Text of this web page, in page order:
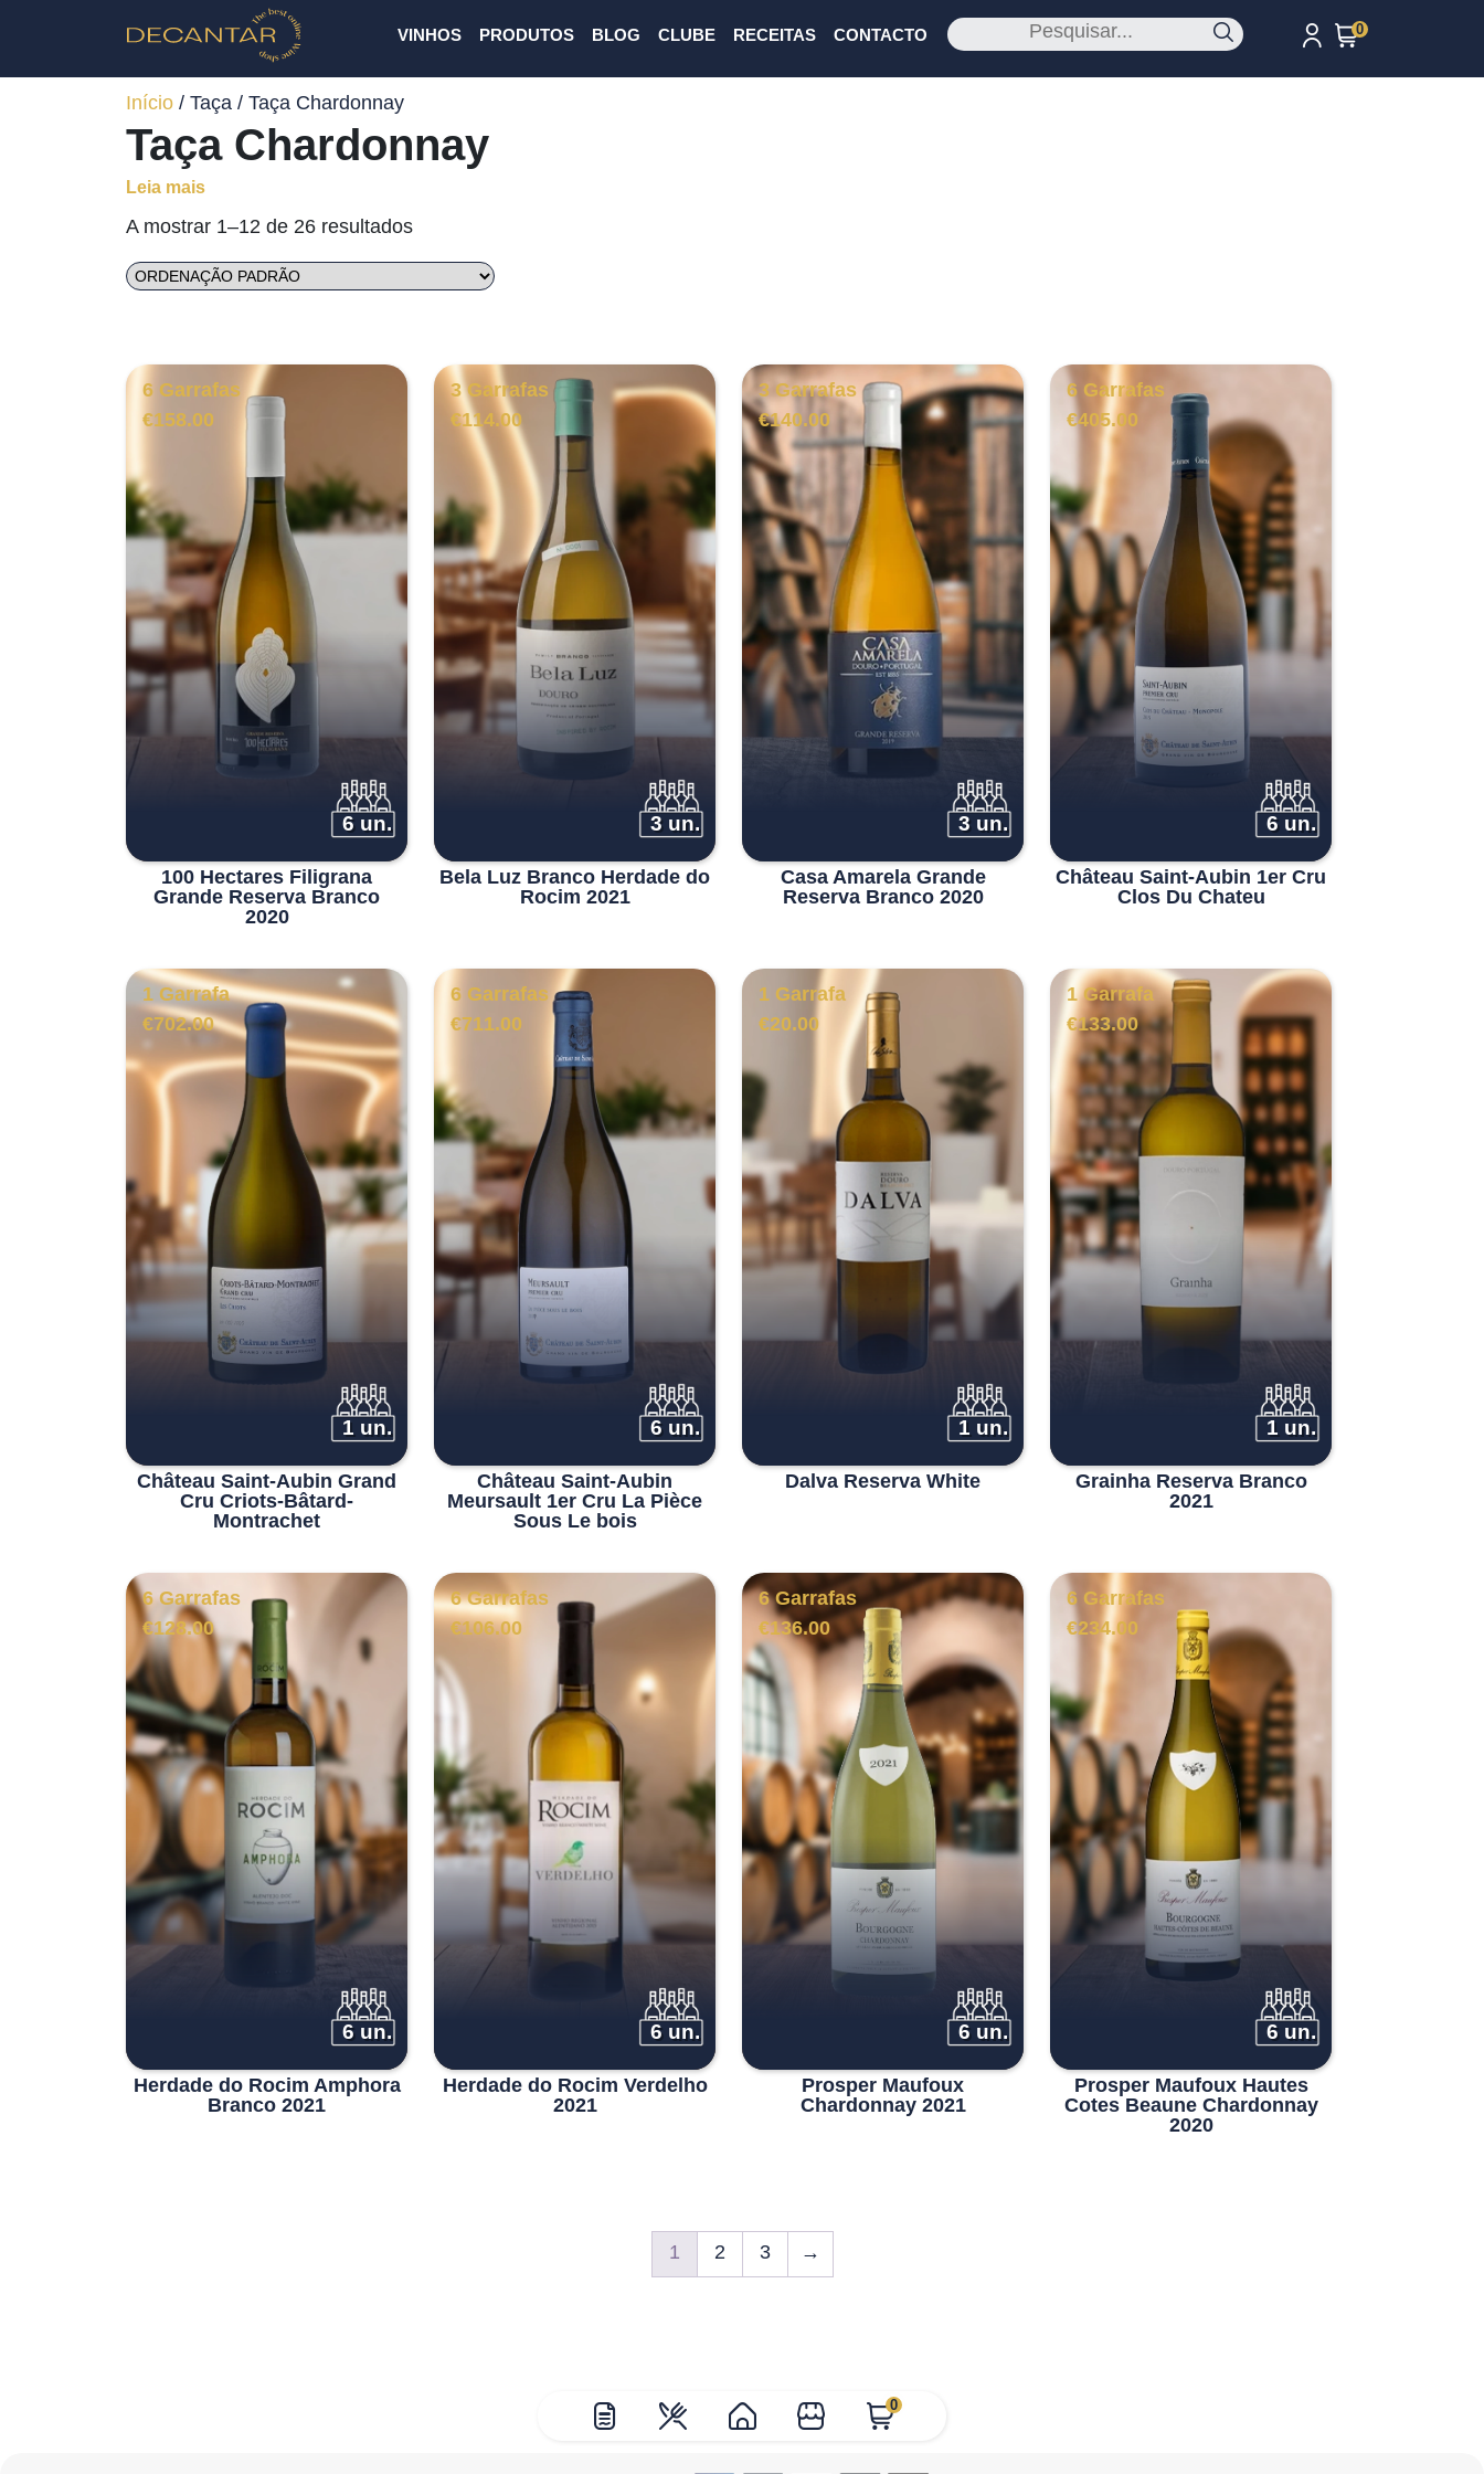
VINHOS PRODUTOS BLOG CLUBE RECEITAS CONTACTO 0
0
Início / Taça / Taça Chardonnay
Taça Chardonnay
Leia mais
A mostrar 1–12 de 26 resultados
6 Garrafas
€158.00
6 un.
100 Hectares Filigrana
Grande Reserva Branco
2020
3 Garrafas
€114.00
3 un.
Bela Luz Branco Herdade do
Rocim 2021
3 Garrafas
€140.00
3 un.
Casa Amarela Grande
Reserva Branco 2020
6 Garrafas
€405.00
6 un.
Château Saint-Aubin 1er Cru
Clos Du Chateu
1 Garrafa
€702.00
1 un.
Château Saint-Aubin Grand
Cru Criots-Bâtard-
Montrachet
6 Garrafas
€711.00
6 un.
Château Saint-Aubin
Meursault 1er Cru La Pièce
Sous Le bois
1 Garrafa
€20.00
1 un.
Dalva Reserva White
1 Garrafa
€133.00
1 un.
Grainha Reserva Branco
2021
6 Garrafas
€128.00
6 un.
Herdade do Rocim Amphora
Branco 2021
6 Garrafas
€106.00
6 un.
Herdade do Rocim Verdelho
2021
6 Garrafas
€136.00
6 un.
Prosper Maufoux
Chardonnay 2021
6 Garrafas
€234.00
6 un.
Prosper Maufoux Hautes
Cotes Beaune Chardonnay
2020
1 2 3 →